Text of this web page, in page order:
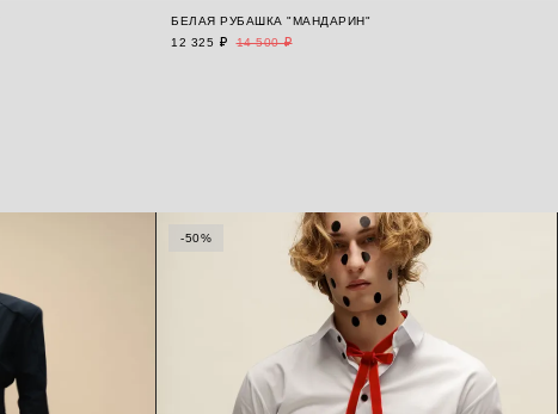
БЕЛАЯ РУБАШКА "МАНДАРИН"
12 325 ₽
14 500 ₽
-50%